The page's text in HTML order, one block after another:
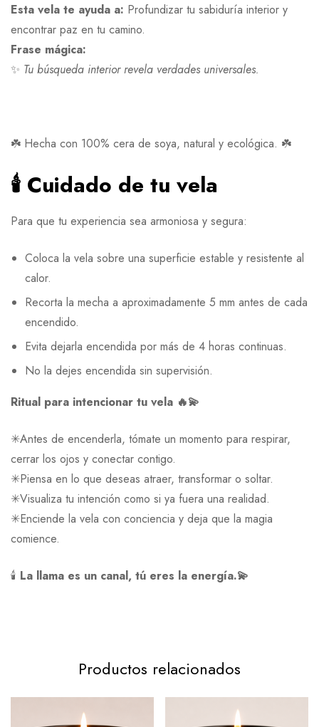
Esta vela te ayuda a: Profundizar tu sabiduría interior y
encontrar paz en tu camino.
Frase mágica:
✨ Tu búsqueda interior revela verdades universales.
☘️ Hecha con 100% cera de soya, natural y ecológica. ☘️
🕯️ Cuidado de tu vela
Para que tu experiencia sea armoniosa y segura:
Coloca la vela sobre una superficie estable y resistente al
calor.
Recorta la mecha a aproximadamente 5 mm antes de cada
encendido.
Evita dejarla encendida por más de 4 horas continuas.
No la dejes encendida sin supervisión.
Ritual para intencionar tu vela 🔥💫
✳︎Antes de encenderla, tómate un momento para respirar,
cerrar los ojos y conectar contigo.
✳︎Piensa en lo que deseas atraer, transformar o soltar.
✳︎Visualiza tu intención como si ya fuera una realidad.
✳︎Enciende la vela con conciencia y deja que la magia
comience.
🕯️ La llama es un canal, tú eres la energía.💫
Productos relacionados